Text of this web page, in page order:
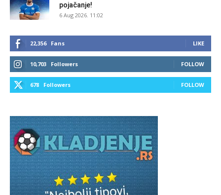
pojačanje!
6 Aug 2026. 11:02
22,356 Fans LIKE
10,703 Followers FOLLOW
678 Followers FOLLOW